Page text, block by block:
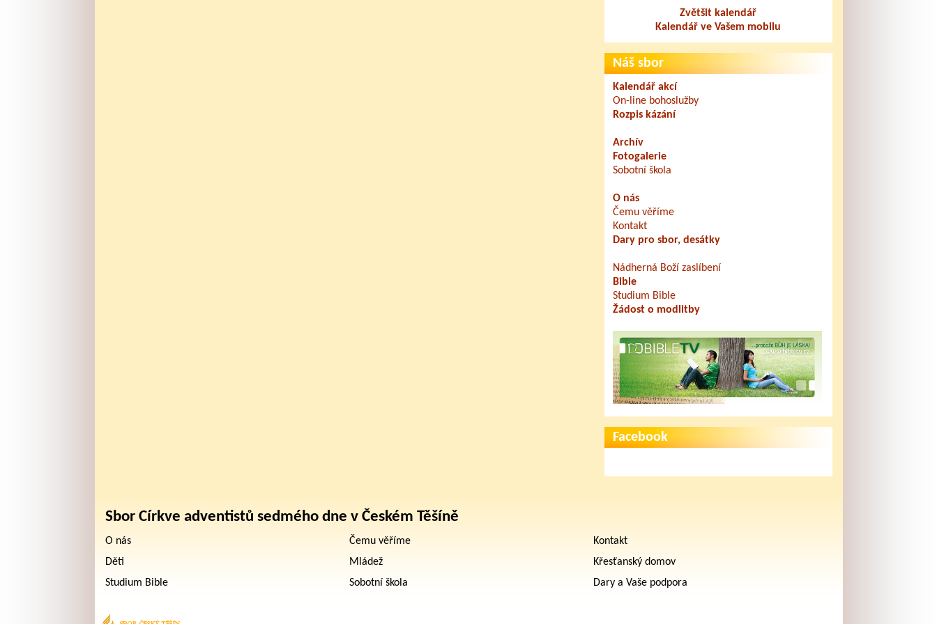
Zvětšit kalendář
Kalendář ve Vašem mobilu
Náš sbor
Kalendář akcí
On-line bohoslužby
Rozpis kázání
Archív
Fotogalerie
Sobotní škola
O nás
Čemu věříme
Kontakt
Dary pro sbor, desátky
Nádherná Boží zaslíbení
Bible
Studium Bible
Žádost o modlitby
Facebook
Sbor Církve adventistů sedmého dne v Českém Těšíně
O nás Čemu věříme
Kontakt
Děti
Mládež
Křesťanský domov
Studium Bible
Sobotní škola Dary a Vaše podpora